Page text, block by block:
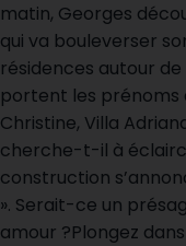
matin, Georges
qui va bouleverser
résidences autour
portent les prénoms
Christine, Villa
cherche-t-il à
construction
». Serait-ce un
amour ?Plongez